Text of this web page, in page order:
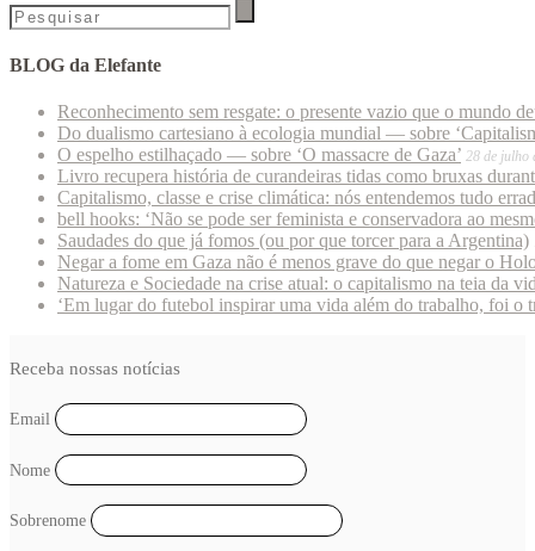
BLOG da Elefante
Reconhecimento sem resgate: o presente vazio que o mundo
Do dualismo cartesiano à ecologia mundial — sobre
O espelho estilhaçado — sobre ‘O massacre de Gaza’ 28 de julho
Livro recupera história de curandeiras tidas como bruxas
Capitalismo, classe e crise climática: nós entendemos tudo
bell hooks: ‘Não se pode ser feminista e conservadora ao
Saudades do que já fomos (ou por que torcer para a Argentina)
Negar a fome em Gaza não é menos grave do que negar o
Natureza e Sociedade na crise atual: o capitalismo na teia da
‘Em lugar do futebol inspirar uma vida além do trabalho, foi o
Receba nossas notícias
Email
Nome
Sobrenome